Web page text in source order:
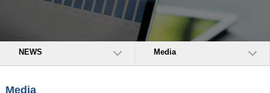
NEWS Media
Media